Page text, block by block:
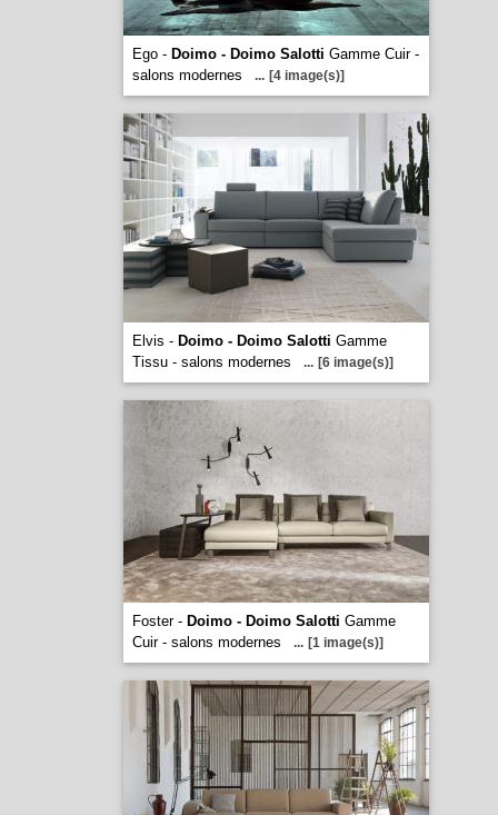
Ego - Doimo - Doimo Salotti Gamme Cuir -
salons modernes
... [4 image(s)]
Elvis - Doimo - Doimo Salotti Gamme
Tissu - salons modernes
... [6 image(s)]
Foster - Doimo - Doimo Salotti Gamme
Cuir - salons modernes
... [1 image(s)]